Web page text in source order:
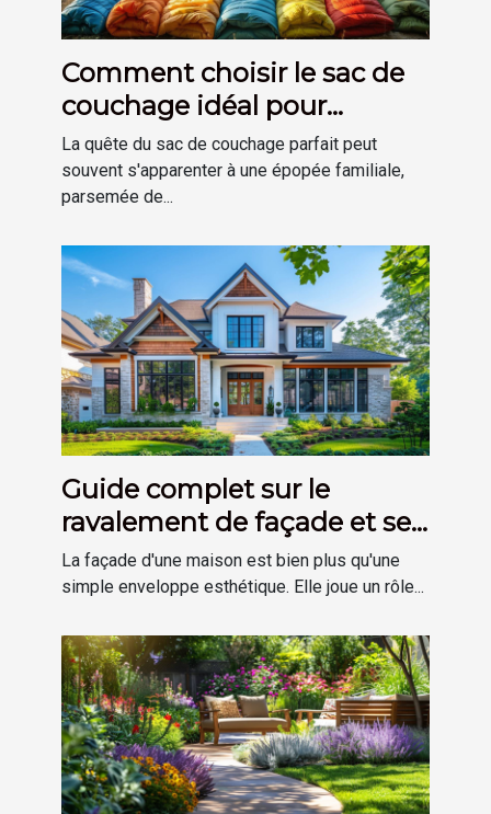
Comment choisir le sac de
couchage idéal pour
chaque membre de la
famille
La quête du sac de couchage parfait peut
souvent s'apparenter à une épopée familiale,
parsemée de...
Guide complet sur le
ravalement de façade et ses
avantages
La façade d'une maison est bien plus qu'une
simple enveloppe esthétique. Elle joue un rôle...